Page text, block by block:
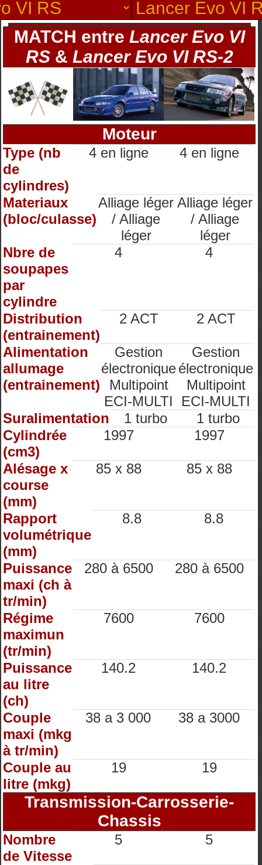
MATCH entre Lancer Evo VI
RS& Lancer Evo VI RS-2
Moteur
Type (nb
de
cylindres)
4 en ligne 4 en ligne
Materiaux
(bloc/culasse)
Alliage léger
/ Alliage
léger
Alliage léger
/ Alliage
léger
Nbre de
soupapes
par
cylindre
4 4
Distribution
(entrainement)
2 ACT 2 ACT
Alimentation
allumage
(entrainement)
Gestion
électronique
Multipoint
ECI-MULTI
Gestion
électronique
Multipoint
ECI-MULTI
Suralimentation
1 turbo
1 turbo
Cylindrée
(cm3)
1997 1997
Alésage x
course
(mm)
85 x 88 85 x 88
Rapport
volumétrique
(mm)
8.8 8.8
Puissance
maxi (ch à
tr/min)
280 à 6500 280 à 6500
Régime
maximun
(tr/min)
7600 7600
Puissance
au litre
(ch)
140.2 140.2
Couple
maxi (mkg
à tr/min)
38 a 3 000 38 a 3000
Couple au
litre (mkg)
19 19
Transmission-Carrosserie-
Chassis
Nombre
de Vitesse
5 5